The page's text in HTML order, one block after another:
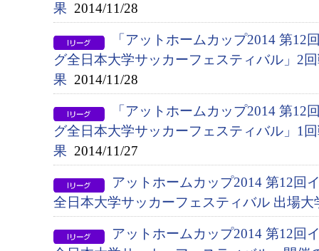
果 2014/11/28
「アットホームカップ2014 第12
グ全日本大学サッカーフェスティバル」2
果 2014/11/28
「アットホームカップ2014 第12
グ全日本大学サッカーフェスティバル」1
果 2014/11/27
アットホームカップ2014 第12回
全日本大学サッカーフェスティバル 出場大
アットホームカップ2014 第12回